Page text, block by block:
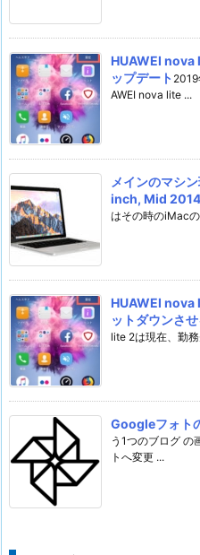
HUAWEI
ップデート
AWEI nova lite ...
メインのマシ
inch, Mid
はその時のiMac
HUAWEI nova
ットダウンさ
lite 2は現在、勤
Googleフォト
う1つのブログ の
トへ変更 ...